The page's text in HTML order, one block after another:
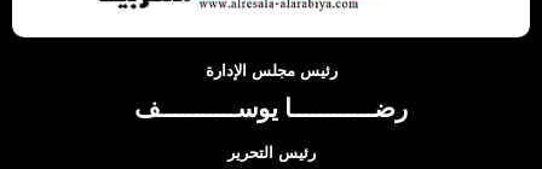
رئيس مجلس الإدارة
رضــــــــــــا يوســـــــــــف
رئيس التحرير